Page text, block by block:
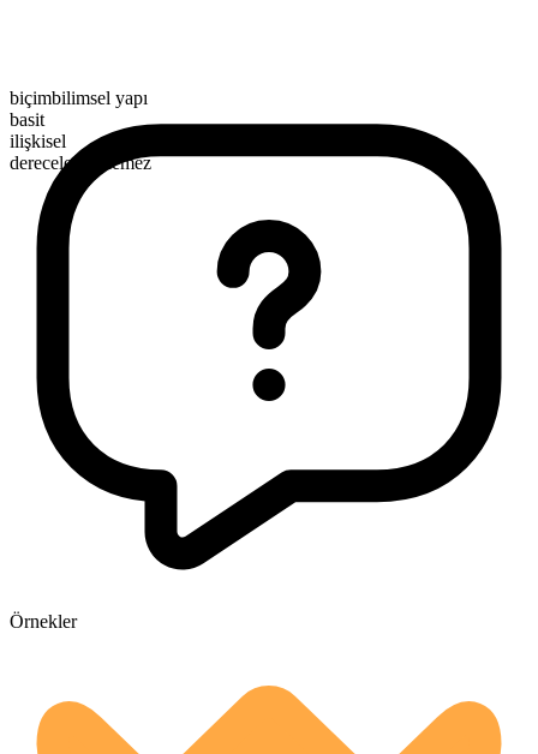
biçimbilimsel yapı
basit
ilişkisel
derecelendirilemez
Örnekler